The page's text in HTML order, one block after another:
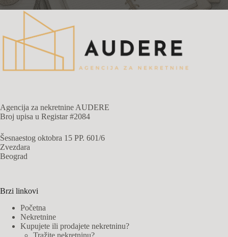
Agencija za nekretnine AUDERE
Broj upisa u Registar #2084
Šesnaestog oktobra 15 PP. 601/6
Zvezdara
Beograd
Brzi linkovi
Početna
Nekretnine
Kupujete ili prodajete nekretninu?